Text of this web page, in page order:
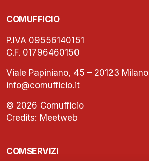
COMUFFICIO
P.IVA 09556140151
C.F. 01796460150
Viale Papiniano, 45 – 20123 Milano
info@comufficio.it
© 2026 Comufficio
Credits: Meetweb
COMSERVIZI